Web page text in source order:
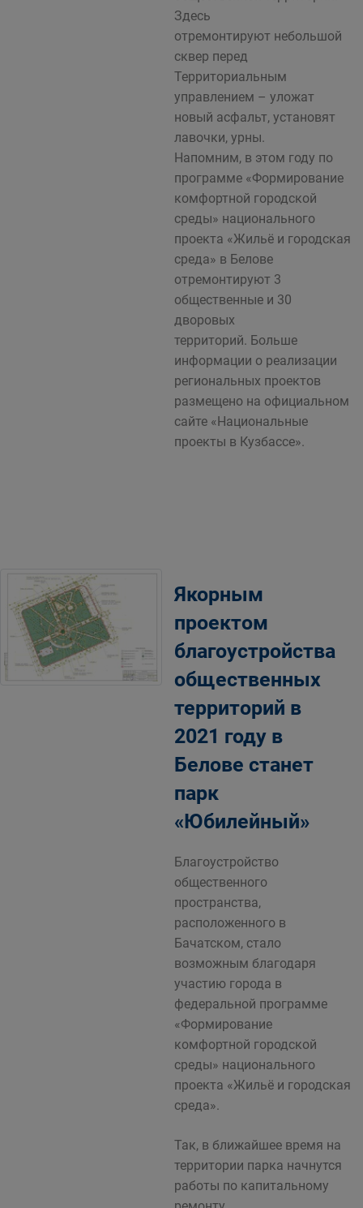
Здесь
отремонтируют небольшой
сквер перед
Территориальным
управлением – уложат
новый асфальт, установят
лавочки, урны.
Напомним, в этом году по
программе «Формирование
комфортной городской
среды» национального
проекта «Жильё и городская
среда» в Белове
отремонтируют 3
общественные и 30
дворовых
территорий. Больше
информации о реализации
региональных проектов
размещено на официальном
сайте «Национальные
проекты в Кузбассе».
Якорным
проектом
благоустройства
общественных
территорий в
2021 году в
Белове станет
парк
«Юбилейный»
Благоустройство
общественного
пространства,
расположенного в
Бачатском, стало
возможным благодаря
участию города в
федеральной программе
«Формирование
комфортной городской
среды» национального
проекта «Жильё и городская
среда».
Так, в ближайшее время на
территории парка начнутся
работы по капитальному